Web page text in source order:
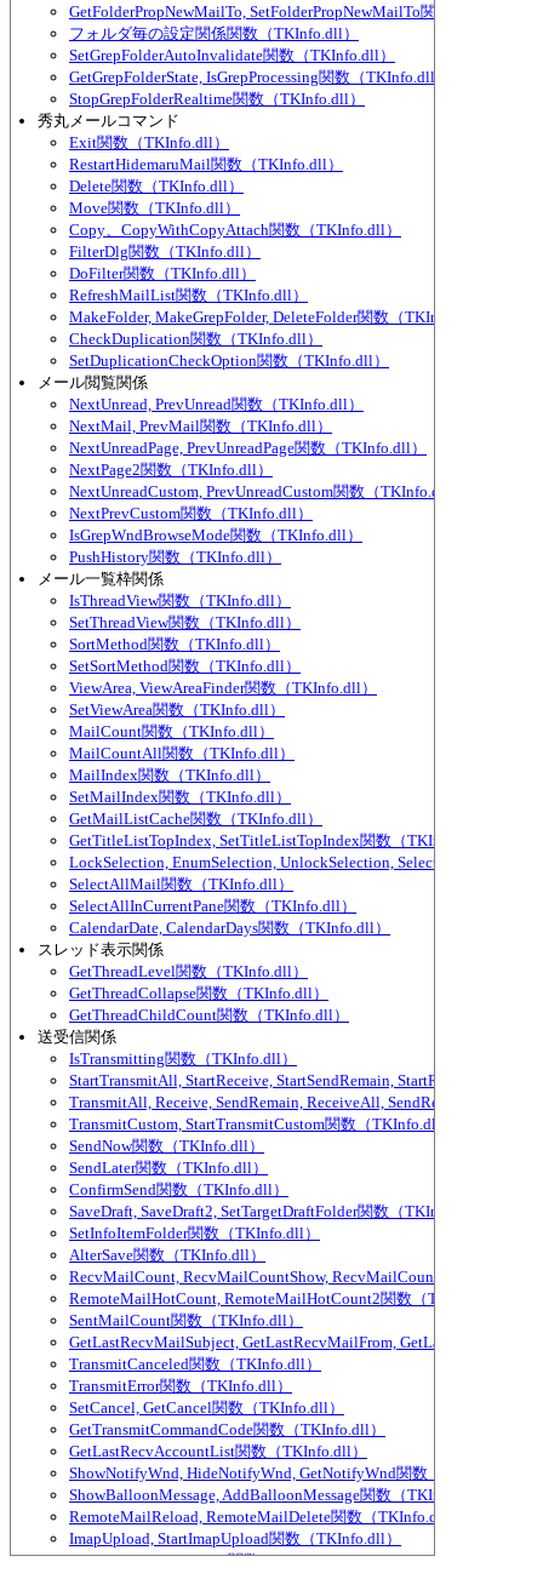
GetFolderPropNewMailTo, SetFolderPropNewMailTo関数（TKInfo.dll
フォルダ毎の設定関係関数（TKInfo.dll）
SetGrepFolderAutoInvalidate関数（TKInfo.dll）
GetGrepFolderState, IsGrepProcessing関数（TKInfo.dll）
StopGrepFolderRealtime関数（TKInfo.dll）
秀丸メールコマンド
Exit関数（TKInfo.dll）
RestartHidemaruMail関数（TKInfo.dll）
Delete関数（TKInfo.dll）
Move関数（TKInfo.dll）
Copy、CopyWithCopyAttach関数（TKInfo.dll）
FilterDlg関数（TKInfo.dll）
DoFilter関数（TKInfo.dll）
RefreshMailList関数（TKInfo.dll）
MakeFolder, MakeGrepFolder, DeleteFolder関数（TKInfo.dll）
CheckDuplication関数（TKInfo.dll）
SetDuplicationCheckOption関数（TKInfo.dll）
メール閲覧関係
NextUnread, PrevUnread関数（TKInfo.dll）
NextMail, PrevMail関数（TKInfo.dll）
NextUnreadPage, PrevUnreadPage関数（TKInfo.dll）
NextPage2関数（TKInfo.dll）
NextUnreadCustom, PrevUnreadCustom関数（TKInfo.dll）
NextPrevCustom関数（TKInfo.dll）
IsGrepWndBrowseMode関数（TKInfo.dll）
PushHistory関数（TKInfo.dll）
メール一覧枠関係
IsThreadView関数（TKInfo.dll）
SetThreadView関数（TKInfo.dll）
SortMethod関数（TKInfo.dll）
SetSortMethod関数（TKInfo.dll）
ViewArea, ViewAreaFinder関数（TKInfo.dll）
SetViewArea関数（TKInfo.dll）
MailCount関数（TKInfo.dll）
MailCountAll関数（TKInfo.dll）
MailIndex関数（TKInfo.dll）
SetMailIndex関数（TKInfo.dll）
GetMailListCache関数（TKInfo.dll）
GetTitleListTopIndex, SetTitleListTopIndex関数（TKInfo.dll）
LockSelection, EnumSelection, UnlockSelection, SelectedMailCount
SelectAllMail関数（TKInfo.dll）
SelectAllInCurrentPane関数（TKInfo.dll）
CalendarDate, CalendarDays関数（TKInfo.dll）
スレッド表示関係
GetThreadLevel関数（TKInfo.dll）
GetThreadCollapse関数（TKInfo.dll）
GetThreadChildCount関数（TKInfo.dll）
送受信関係
IsTransmitting関数（TKInfo.dll）
StartTransmitAll, StartReceive, StartSendRemain, StartReceiveAll,
TransmitAll, Receive, SendRemain, ReceiveAll, SendRemainAll関数
TransmitCustom, StartTransmitCustom関数（TKInfo.dll）
SendNow関数（TKInfo.dll）
SendLater関数（TKInfo.dll）
ConfirmSend関数（TKInfo.dll）
SaveDraft, SaveDraft2, SetTargetDraftFolder関数（TKInfo.dll）
SetInfoItemFolder関数（TKInfo.dll）
AlterSave関数（TKInfo.dll）
RecvMailCount, RecvMailCountShow,
RemoteMailHotCount, RemoteMailHotCount2関数（TKInfo.dll）
SentMailCount関数（TKInfo.dll）
GetLastRecvMailSubject, GetLastRecvMailFrom,
TransmitCanceled関数（TKInfo.dll）
TransmitError関数（TKInfo.dll）
SetCancel, GetCancel関数（TKInfo.dll）
GetTransmitCommandCode関数（TKInfo.dll）
GetLastRecvAccountList関数（TKInfo.dll）
ShowNotifyWnd, HideNotifyWnd, GetNotifyWnd関数（TKInfo.dll）
ShowBalloonMessage, AddBalloonMessage関数（TKInfo.dll）
RemoteMailReload, RemoteMailDelete関数（TKInfo.dll）
ImapUpload, StartImapUpload関数（TKInfo.dll）
ImapSync, ImapSyncAll関数（TKInfo.dll）